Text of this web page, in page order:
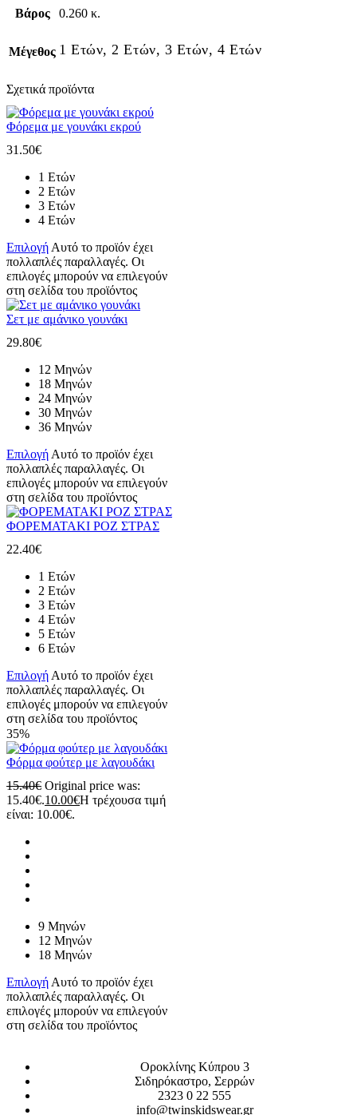
Βάρος 0.260 κ.
Μέγεθος 1 Ετών, 2 Ετών, 3 Ετών, 4 Ετών
Σχετικά προϊόντα
Φόρεμα με γουνάκι εκρού
31.50€
1 Ετών
2 Ετών
3 Ετών
4 Ετών
Επιλογή Αυτό το προϊόν έχει
πολλαπλές παραλλαγές. Οι
επιλογές μπορούν να επιλεγούν
στη σελίδα του προϊόντος
Σετ με αμάνικο γουνάκι
29.80€
12 Μηνών
18 Μηνών
24 Μηνών
30 Μηνών
36 Μηνών
Επιλογή Αυτό το προϊόν έχει
πολλαπλές παραλλαγές. Οι
επιλογές μπορούν να επιλεγούν
στη σελίδα του προϊόντος
ΦΟΡΕΜΑΤΑΚΙ ΡΟΖ ΣΤΡΑΣ
22.40€
1 Ετών
2 Ετών
3 Ετών
4 Ετών
5 Ετών
6 Ετών
Επιλογή Αυτό το προϊόν έχει
πολλαπλές παραλλαγές. Οι
επιλογές μπορούν να επιλεγούν
στη σελίδα του προϊόντος
35%
Φόρμα φούτερ με λαγουδάκι
15.40€ Original price was:
15.40€.10.00€Η τρέχουσα τιμή
είναι: 10.00€.
9 Μηνών
12 Μηνών
18 Μηνών
ΕπιλογήΑυτό το προϊόν έχει
πολλαπλές παραλλαγές. Οι
επιλογές μπορούν να επιλεγούν
στη σελίδα του προϊόντος
Οροκλίνης Κύπρου 3
Σιδηρόκαστρο, Σερρών
2323 0 22 555
info@twinskidswear.gr